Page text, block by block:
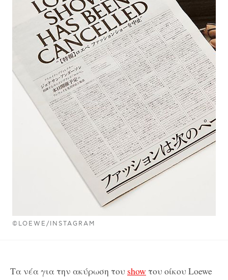
©LOEWE/INSTAGRAM
Τα νέα για την ακύρωση του show του οίκου Loewe